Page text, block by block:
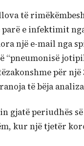
të
e infektimit
një e-mail nga
“pneumonisë
për një
të bëja
gjatë periudhës
kur një tjetër